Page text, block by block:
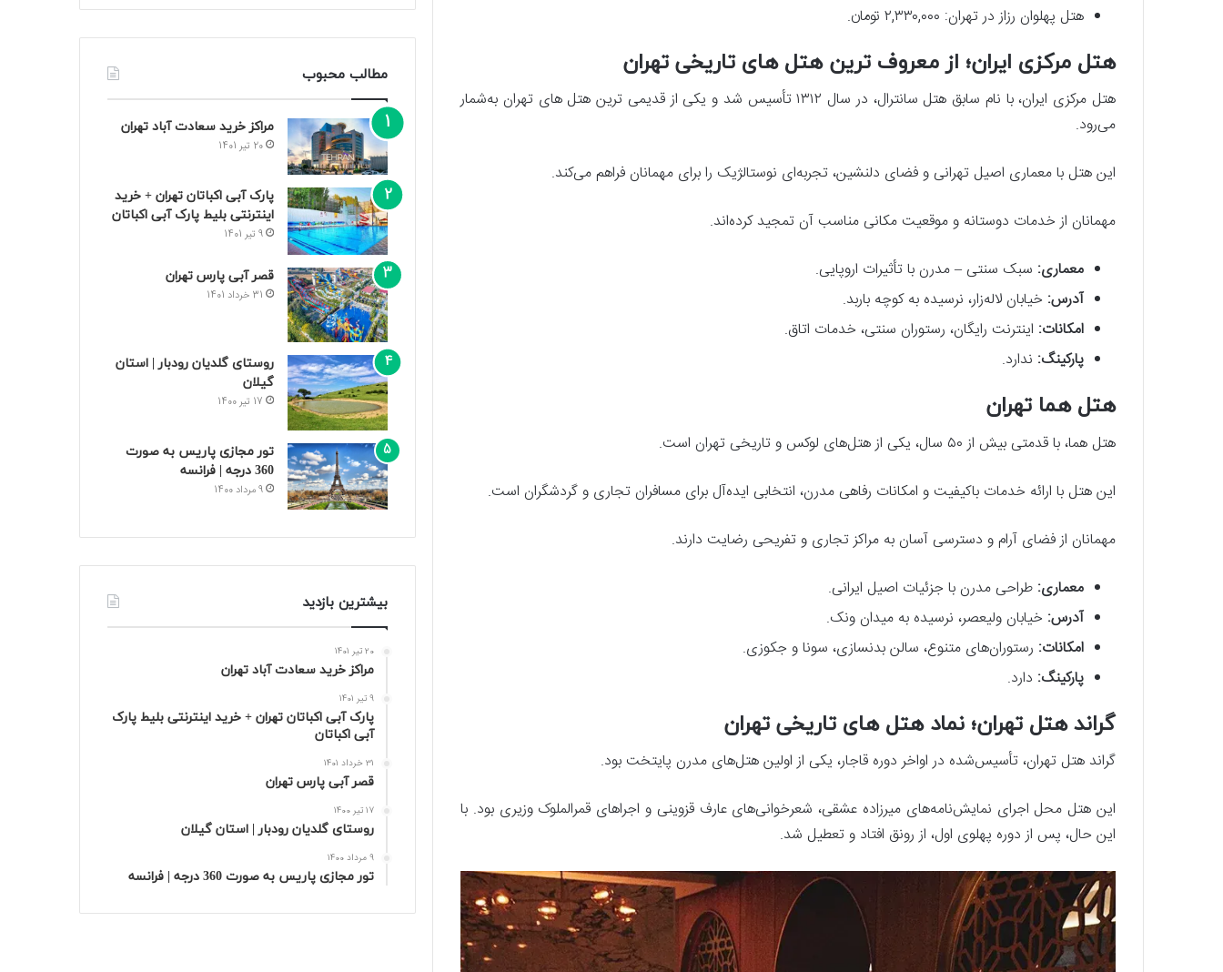
هتل پهلوان رزاز در تهران: ۲,۳۳۰,۰۰۰ تومان.
هتل مرکزی ایران؛ از معروف‌ ترین هتل های تاریخی تهران
هتل مرکزی ایران، با نام سابق هتل سانترال، در سال ۱۳۱۲ تأسیس شد و یکی از قدیمی ‌ترین هتل ‌های تهران به‌شمار
می‌رود.
این هتل با معماری اصیل تهرانی و فضای دلنشین، تجربه‌ای نوستالژیک را برای مهمانان فراهم می‌کند.
مهمانان از خدمات دوستانه و موقعیت مکانی مناسب آن تمجید کرده‌اند.
معماری: سبک سنتی – مدرن با تأثیرات اروپایی.
آدرس: خیابان لاله‌زار، نرسیده به کوچه باربد.
امکانات: اینترنت رایگان، رستوران سنتی، خدمات اتاق.
پارکینگ: ندارد.
هتل هما تهران
هتل هما، با قدمتی بیش از ۵۰ سال، یکی از هتل‌های لوکس و تاریخی تهران است.
این هتل با ارائه خدمات باکیفیت و امکانات رفاهی مدرن، انتخابی ایده‌آل برای مسافران تجاری و گردشگران است.
مهمانان از فضای آرام و دسترسی آسان به مراکز تجاری و تفریحی رضایت دارند.
معماری: طراحی مدرن با جزئیات اصیل ایرانی.
آدرس: خیابان ولیعصر، نرسیده به میدان ونک.
امکانات: رستوران‌های متنوع، سالن بدنسازی، سونا و جکوزی.
پارکینگ: دارد.
گراند هتل تهران؛ نماد هتل های تاریخی تهران
گراند هتل تهران، تأسیس‌شده در اواخر دوره قاجار، یکی از اولین هتل‌های مدرن پایتخت بود.
این هتل محل اجرای نمایش‌نامه‌های میرزاده عشقی، شعرخوانی‌های عارف قزوینی و اجراهای قمرالملوک وزیری بود. با
این حال، پس از دوره پهلوی اول، از رونق افتاد و تعطیل شد.
مطالب محبوب
مراکز خرید سعادت‌ آباد تهران
20 تیر 1401
پارک آبی اکباتان تهران + خرید
اینترنتی بلیط پارک آبی اکباتان
9 تیر 1401
قصر آبی پارس تهران
31 خرداد 1401
روستای گلدیان رودبار | استان
گیلان
17 تیر 1400
تور مجازی پاریس به صورت
360 درجه | فرانسه
9 مرداد 1400
بیشترین بازدید
20 تیر 1401
مراکز خرید سعادت‌ آباد تهران
9 تیر 1401
پارک آبی اکباتان تهران + خرید اینترنتی بلیط پارک
آبی اکباتان
31 خرداد 1401
قصر آبی پارس تهران
17 تیر 1400
روستای گلدیان رودبار | استان گیلان
9 مرداد 1400
تور مجازی پاریس به صورت 360 درجه | فرانسه